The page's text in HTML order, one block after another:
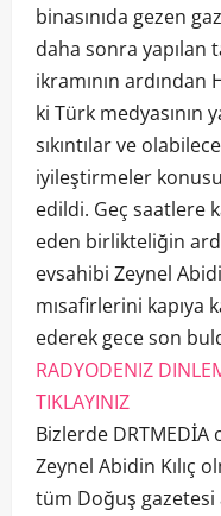
binasınıda gezen
daha sonra yapılan
ikramının ardından
ki Türk medyasının
sıkıntılar ve
iyileştirmeler
edildi. Geç saatlere
eden birlikteliğin
evsahibi Zeynel
mısafirlerini kapıya
ederek gece son
RADYODENIZ
TIKLAYINIZ
Bizlerde DRTMEDİA
Zeynel Abidin Kılıç
tüm Doğuş gazetesi